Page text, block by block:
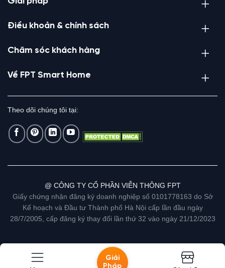
Điều khoản & chính sách
Chăm sóc khách hàng
Về FPT Smart Home
Theo dõi chúng tôi tại:
@ CÔNG TY CỔ PHẦN VIỄN THÔNG FPT
Giấy chứng nhận đăng ký doanh nghiệp số 0101778163 do Sở
Kế hoạch và Đầu tư Thành phố Hà Nội cấp lần đầu ngày
28/7/2005, cấp đăng ký thay đổi lần thứ 32 vào ngày 21/12/2023
Giải
Pháp